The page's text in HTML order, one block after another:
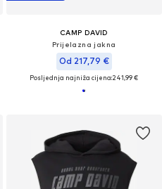
CAMP DAVID
Prijelazna jakna
Od 217,79 €
Posljednja najniža cijena:241,99 €